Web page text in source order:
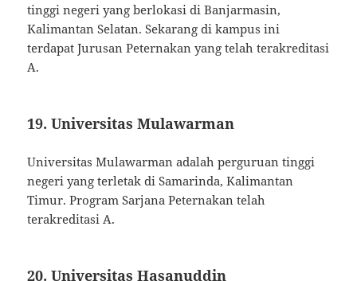
tinggi negeri yang berlokasi di Banjarmasin,
Kalimantan Selatan. Sekarang di kampus ini
terdapat Jurusan Peternakan yang telah terakreditasi
A.
19. Universitas Mulawarman
Universitas Mulawarman adalah perguruan tinggi
negeri yang terletak di Samarinda, Kalimantan
Timur. Program Sarjana Peternakan telah
terakreditasi A.
20. Universitas Hasanuddin